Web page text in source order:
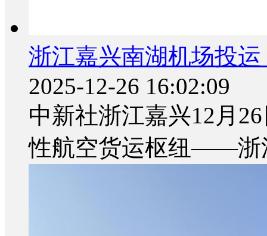
浙江嘉兴南湖机场投
2025-12-26 16:02:09
中新社浙江嘉兴12月
性航空货运枢纽——浙